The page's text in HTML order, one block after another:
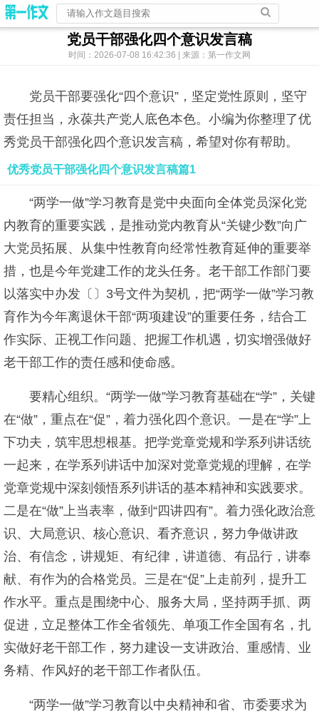
党员干部强化四个意识发言稿
时间：2026-07-08 16:42:36 | 来源：第一作文网
党员干部要强化“四个意识”，坚定党性原则，坚守
责任担当，永葆共产党人底色本色。小编为你整理了优
秀党员干部强化四个意识发言稿，希望对你有帮助。
优秀党员干部强化四个意识发言稿篇1
“两学一做”学习教育是党中央面向全体党员深化党
内教育的重要实践，是推动党内教育从“关键少数”向广
大党员拓展、从集中性教育向经常性教育延伸的重要举
措，也是今年党建工作的龙头任务。老干部工作部门要
以落实中办发〔〕3号文件为契机，把“两学一做”学习教
育作为今年离退休干部“两项建设”的重要任务，结合工
作实际、正视工作问题、把握工作机遇，切实增强做好
老干部工作的责任感和使命感。
要精心组织。“两学一做”学习教育基础在“学”，关键
在“做”，重点在“促”，着力强化四个意识。一是在“学”上
下功夫，筑牢思想根基。把学党章党规和学系列讲话统
一起来，在学系列讲话中加深对党章党规的理解，在学
党章党规中深刻领悟系列讲话的基本精神和实践要求。
二是在“做”上当表率，做到“四讲四有”。着力强化政治意
识、大局意识、核心意识、看齐意识，努力争做讲政
治、有信念，讲规矩、有纪律，讲道德、有品行，讲奉
献、有作为的合格党员。三是在“促”上走前列，提升工
作水平。重点是围绕中心、服务大局，坚持两手抓、两
促进，立足整体工作全省领先、单项工作全国有名，扎
实做好老干部工作，努力建设一支讲政治、重感情、业
务精、作风好的老干部工作者队伍。
“两学一做”学习教育以中央精神和省、市委要求为